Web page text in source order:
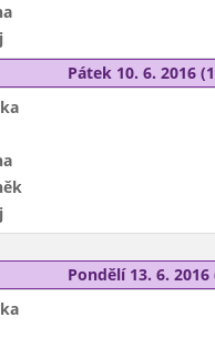
Pátek 10. 6. 2016
Pondělí 13. 6. 2016